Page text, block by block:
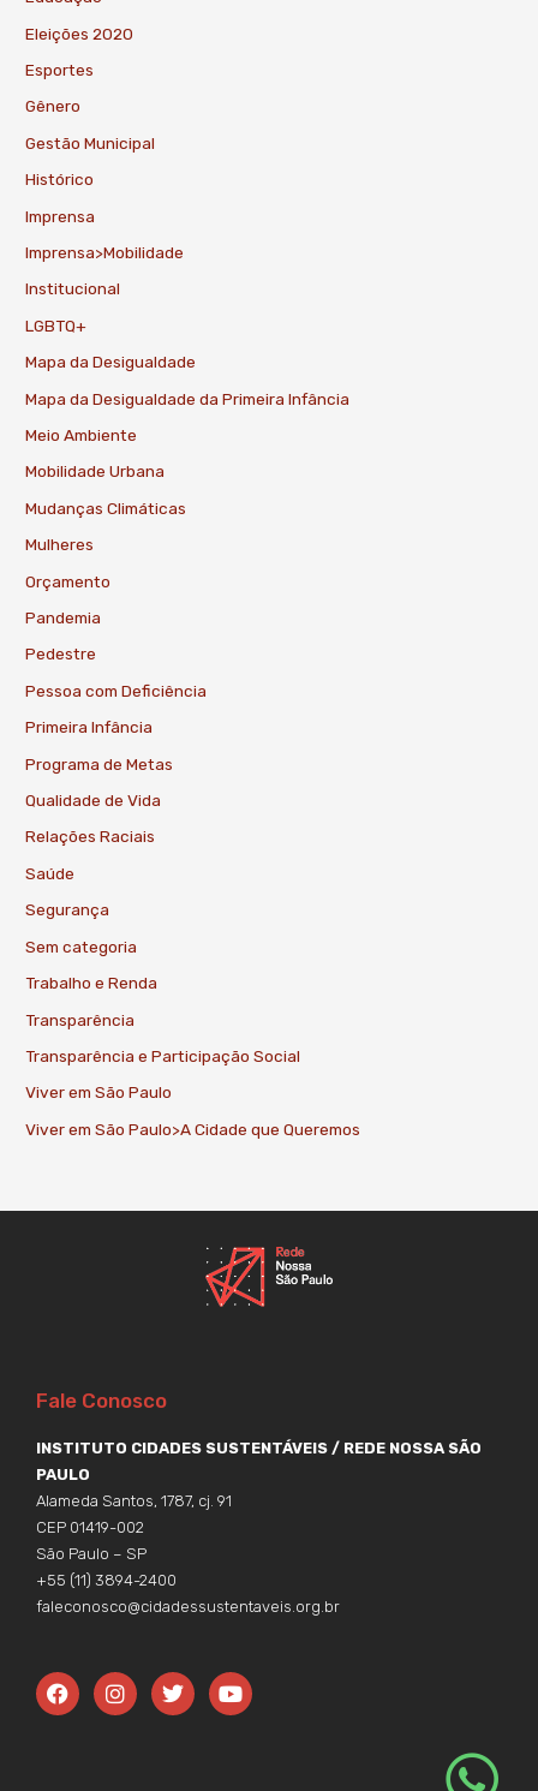
Eleições 2020
Esportes
Gênero
Gestão Municipal
Histórico
Imprensa
Imprensa>Mobilidade
Institucional
LGBTQ+
Mapa da Desigualdade
Mapa da Desigualdade da Primeira Infância
Meio Ambiente
Mobilidade Urbana
Mudanças Climáticas
Mulheres
Orçamento
Pandemia
Pedestre
Pessoa com Deficiência
Primeira Infância
Programa de Metas
Qualidade de Vida
Relações Raciais
Saúde
Segurança
Sem categoria
Trabalho e Renda
Transparência
Transparência e Participação Social
Viver em São Paulo
Viver em São Paulo>A Cidade que Queremos
Fale Conosco
INSTITUTO CIDADES SUSTENTÁVEIS / REDE NOSSA SÃO
PAULO
Alameda Santos, 1787, cj. 91
CEP 01419-002
São Paulo – SP
+55 (11) 3894-2400
faleconosco@cidadessustentaveis.org.br
F
a
c
I
n
s
T
w
i
Y
o
u